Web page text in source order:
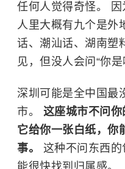
任何人觉得奇怪。
人里大概有九个是外
话、潮汕话、湖南塑
见，但没人会问“你是
深圳可能是全中国最
市。 这座城市不问你
它给你一张白纸，你
事。 这种不问东西